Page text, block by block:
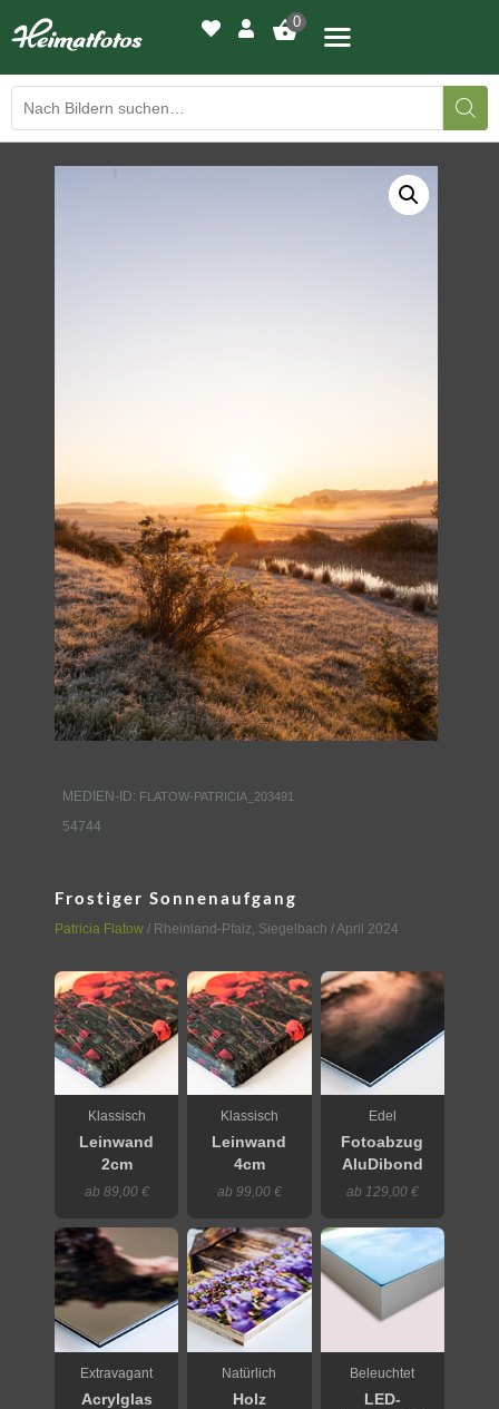
0
KONTAKT
MEDIEN-ID: FLATOW-PATRICIA_203491
54744
Frostiger Sonnenaufgang
Patricia Flatow / Rheinland-Pfalz, Siegelbach / April 2024
Klassisch
Leinwand
2cm
ab 89,00 €
Klassisch
Leinwand
4cm
ab 99,00 €
Edel
Fotoabzug
AluDibond
ab 129,00 €
Extravagant
Acrylglas
Natürlich
Holz
Beleuchtet
LED-